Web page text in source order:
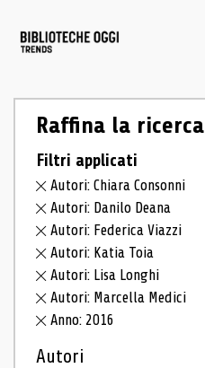
Raffina la ricerca
Filtri applicati
Autori: Chiara Consonni
Autori: Danilo Deana
Autori: Federica Viazzi
Autori: Katia Toia
Autori: Lisa Longhi
Autori: Marcella Medici
Anno: 2016
Autori